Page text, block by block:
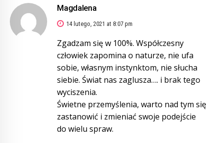
Magdalena
14 lutego, 2021 at 8:07 pm
Zgadzam się w 100%. Współczesny
człowiek zapomina o naturze, nie ufa
sobie, własnym instynktom, nie słucha
siebie. Świat nas zaglusza…. i brak tego
wyciszenia.
Świetne przemyślenia, warto nad tym się
zastanowić i zmieniać swoje podejście
do wielu spraw.